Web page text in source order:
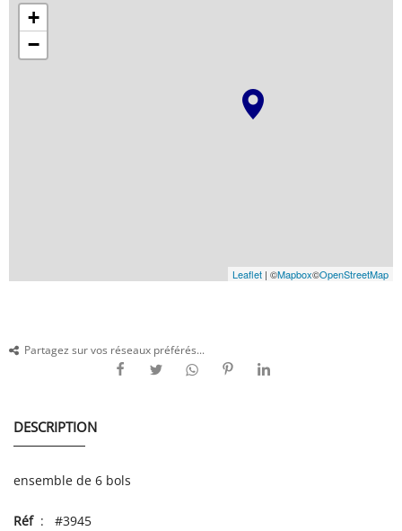
+
−
Leaflet | ©Mapbox©OpenStreetMap
Partagez sur vos réseaux préférés...
DESCRIPTION
ensemble de 6 bols
Réf: #3945